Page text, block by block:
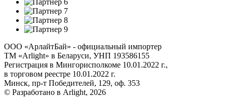
ООО «АрлайтБай» - официальный импортер
ТМ «Arlight» в Беларуси, УНП 193586155
Регистрация в Мингорисполкоме 10.01.2022 г.,
в торговом реестре 10.01.2022 г.
Минск, пр-т Победителей, 129, оф. 353
© Разработано в Arlight, 2026